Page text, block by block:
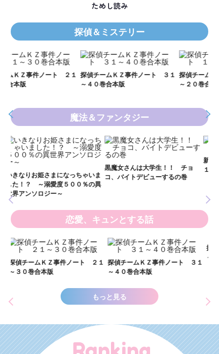
ためし読み
探偵＆ミステリー
探偵チームＫＺ事件ノート ３１
～４０巻合本版
探偵チームＫＺ事件ノート １１
～２０巻合本版
魔法＆ファンタジー
コ、バイトデビューするの巻
新 妖界ナビ・ルナ１～１１ 全
１１巻合本版
恋愛、キュンとする話
探偵チームＫＺ事件ノート ３１
～４０巻合本版
探偵チームＫＺ事件ノート １１
～２０巻合本版
もっと見る